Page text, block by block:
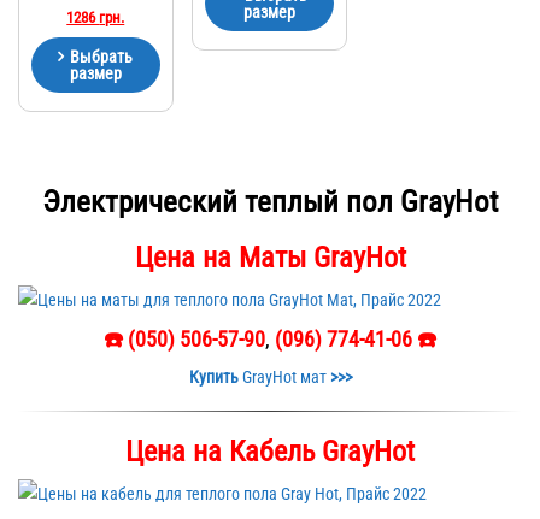
из 5
1286 грн.
Выбрать
размер
размер
Электрический теплый пол GrayHot
Цена на Маты GrayHot
☎️ (050) 506-57-90, (096) 774-41-06 ☎️
КупитьGrayHot мат >>>
Цена на Кабель GrayHot